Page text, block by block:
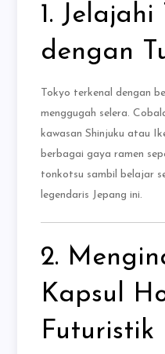
1. Jelajahi
dengan
Tokyo terkenal dengan
menggugah selera.
kawasan Shinjuku atau
berbagai gaya ramen
tonkotsu sambil belajar
legendaris Jepang ini.
2.
Kapsul
Futuristik